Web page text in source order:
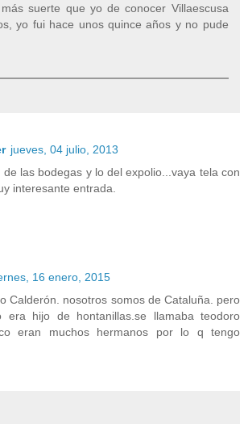
suerte que yo de conocer Villaescusa
yo fui hace unos quince años y no pude
jueves, 04 julio, 2013
de las bodegas y lo del expolio...vaya tela con
interesante entrada.
16 enero, 2015
Calderón. nosotros somos de Cataluña. pero
era hijo de hontanillas.se llamaba teodoro
eran muchos hermanos por lo q tengo